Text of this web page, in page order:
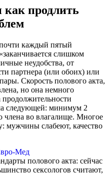
продлить
каждый пятый
слишком
неудобства, от
партнера (или обоих) или
Скорость полового акта,
но она немного
продолжительности
следующей: минимум 2
члена во влагалище. Многое
мужчины слабеют, качество
полового акта: сейчас
сексологов считают,